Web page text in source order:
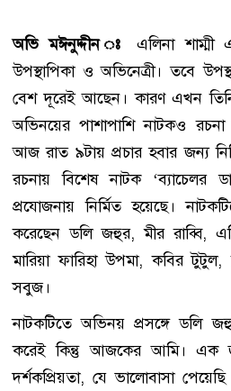
অভি মঈনুদ্দীন ঃ
এলিনা শাম্মী
উপস্থাপিকা ও অভিনেত্রী। তবে
বেশ দূরেই আছেন। কারণ এখন
অভিনয়ের পাশাপাশি নাটকও রচনা
আজ রাত ৯টায় প্রচার হবার জন্য
রচনায় বিশেষ নাটক ‘ব্যাচেলর
প্রযোজনায় নির্মিত হয়েছে।
করেছেন ডলি জহুর, মীর রাব্বি,
মারিয়া ফারিহা উপমা, কবির
সবুজ।
নাটকটিতে অভিনয় প্রসঙ্গে ডলি
করেই কিন্তু আজকের আমি। এক
দর্শকপ্রিয়তা, যে ভালোবাসা